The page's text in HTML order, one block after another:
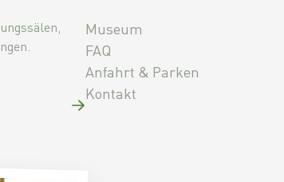
Museum
FAQ
Anfahrt & Parken
Kontakt